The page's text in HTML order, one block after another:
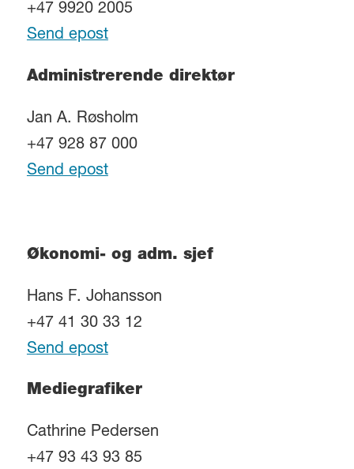
+47 9920 2005
Send epost
Administrerende direktør
Jan A. Røsholm
+47 928 87 000
Send epost
Økonomi- og adm. sjef
Hans F. Johansson
+47 41 30 33 12
Send epost
Mediegrafiker
Cathrine Pedersen
+47 93 43 93 85